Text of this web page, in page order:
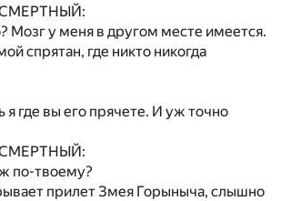
Мозг у меня в другом месте имеется.
спрятан, где никто никогда
я где вы его прячете. И уж точно
по-твоему?
прилет Змея Горыныча, слышно